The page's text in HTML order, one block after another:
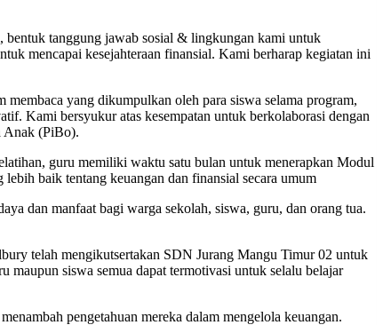
tanggung jawab sosial & lingkungan kami untuk
mencapai kesejahteraan finansial. Kami berharap kegiatan ini
yang dikumpulkan oleh para siswa selama program,
Kami bersyukur atas kesempatan untuk berkolaborasi dengan
Anak (PiBo).
guru memiliki waktu satu bulan untuk menerapkan Modul
baik tentang keuangan dan finansial secara umum
dan manfaat bagi warga sekolah, siswa, guru, dan orang tua.
telah mengikutsertakan SDN Jurang Mangu Timur 02 untuk
siswa semua dapat termotivasi untuk selalu belajar
pengetahuan mereka dalam mengelola keuangan.